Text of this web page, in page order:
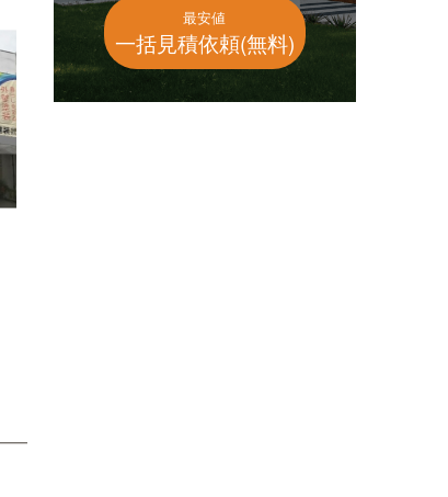
最安値
一括見積依頼(無料)